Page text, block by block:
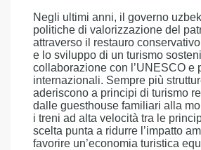
Negli ultimi anni, il governo
politiche di valorizzazione del
attraverso il restauro
e lo sviluppo di un turismo
collaborazione con l’UNESCO e
internazionali. Sempre più
aderiscono a principi di turismo
dalle guesthouse familiari alla
i treni ad alta velocità tra le
scelta punta a ridurre l’impatto
favorire un’economia turistica